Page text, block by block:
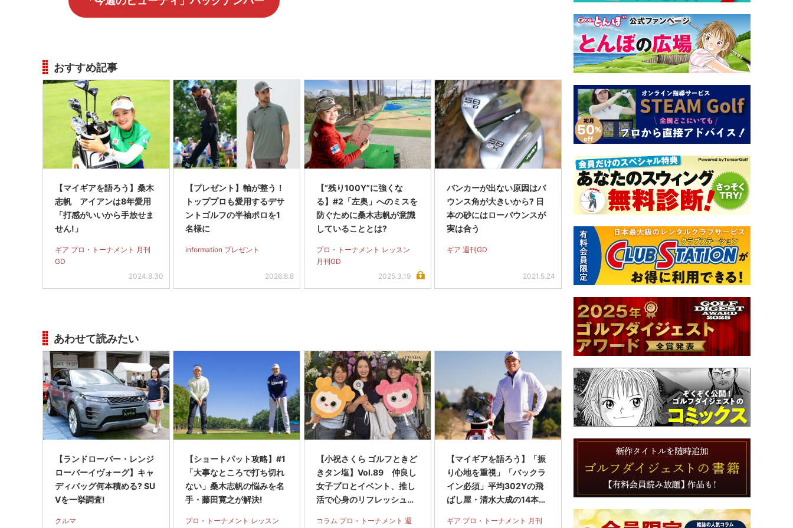
おすすめ記事
【マイギアを語ろう】桑木
志帆 アイアンは8年愛用
「打感がいいから手放せま
せん!」
ギア プロ・トーナメント 月刊
GD
2024.8.30
【プレゼント】軸が整う！
トッププロも愛用するデサ
ントゴルフの半袖ポロを1
名様に
information プレゼント
2026.8.8
【“残り100Y”に強くな
る】#2「左奥」へのミスを
防ぐために桑木志帆が意識
していることとは?
プロ・トーナメント レッスン
月刊GD
2025.3.19
バンカーが出ない原因はバ
ウンス角が大きいから? 日
本の砂にはローバウンスが
実は合う
ギア 週刊GD
2021.5.24
あわせて読みたい
【ランドローバー・レンジ
ローバーイヴォーグ】キャ
ディバッグ何本積める? SU
Vを一挙調査!
クルマ
【ショートパット攻略】#1
「大事なところで打ち切れ
ない」桑木志帆の悩みを名
手・藤田寛之が解決!
プロ・トーナメント レッスン
【小祝さくら ゴルフときど
きタン塩】Vol.89 仲良し
女子プロとイベント、推し
活で心身のリフレッシュで
コラム プロ・トーナメント 週
【マイギアを語ろう】「振
り心地を重視」「バックラ
イン必須」平均302Yの飛
ばし屋・清水大成の14本セ
ギア プロ・トーナメント 月刊